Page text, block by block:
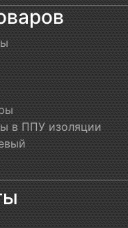
в ППУ изоляции